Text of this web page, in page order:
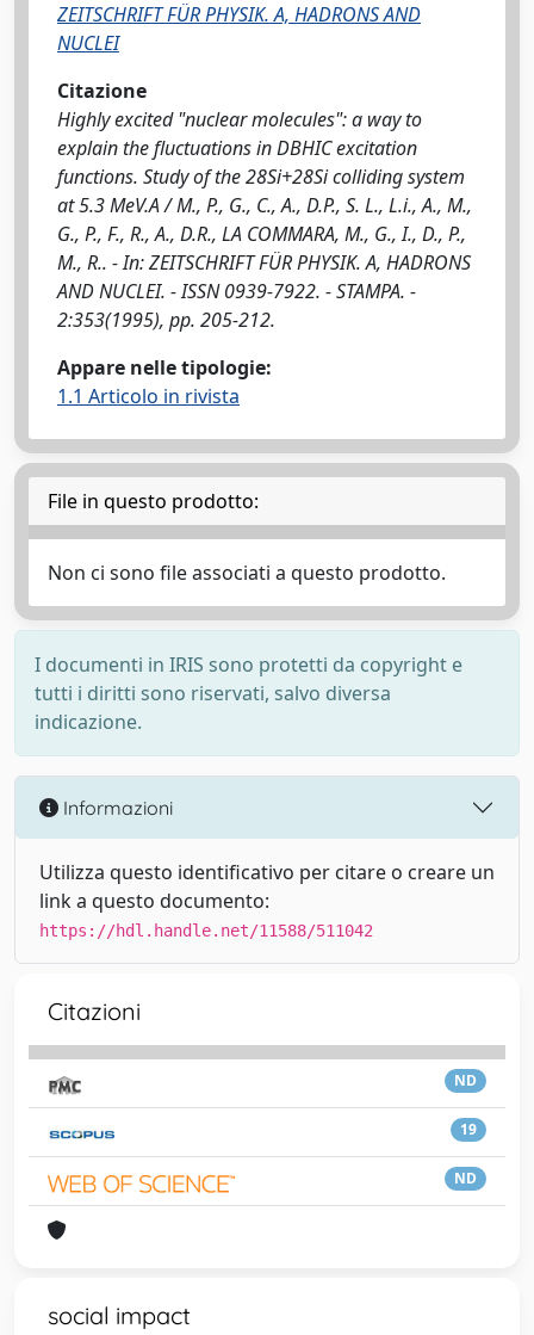
ZEITSCHRIFT FÜR PHYSIK. A, HADRONS AND
NUCLEI
Citazione
Highly excited "nuclear molecules": a way to
explain the fluctuations in DBHIC excitation
functions. Study of the 28Si+28Si colliding system
at 5.3 MeV.A / M., P., G., C., A., D.P., S. L., L.i., A., M.,
G., P., F., R., A., D.R., LA COMMARA, M., G., I., D., P.,
M., R.. - In: ZEITSCHRIFT FÜR PHYSIK. A, HADRONS
AND NUCLEI. - ISSN 0939-7922. - STAMPA. -
2:353(1995), pp. 205-212.
Appare nelle tipologie:
1.1 Articolo in rivista
File in questo prodotto:
Non ci sono file associati a questo prodotto.
I documenti in IRIS sono protetti da copyright e
tutti i diritti sono riservati, salvo diversa
indicazione.
Informazioni
Utilizza questo identificativo per citare o creare un
link a questo documento:
https://hdl.handle.net/11588/511042
Citazioni
ND
19
ND
social impact